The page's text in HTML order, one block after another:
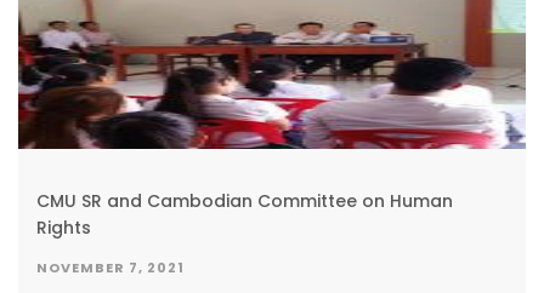
CMU SR and Cambodian Committee on Human
Rights
NOVEMBER 7, 2021